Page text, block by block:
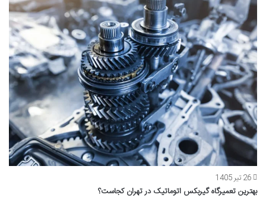
26 تیر 1405
بهترین تعمیرگاه گیربکس اتوماتیک در تهران کجاست؟